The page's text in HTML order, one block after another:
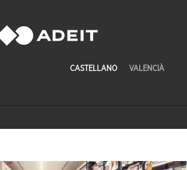
CASTELLANO VALENCIÀ